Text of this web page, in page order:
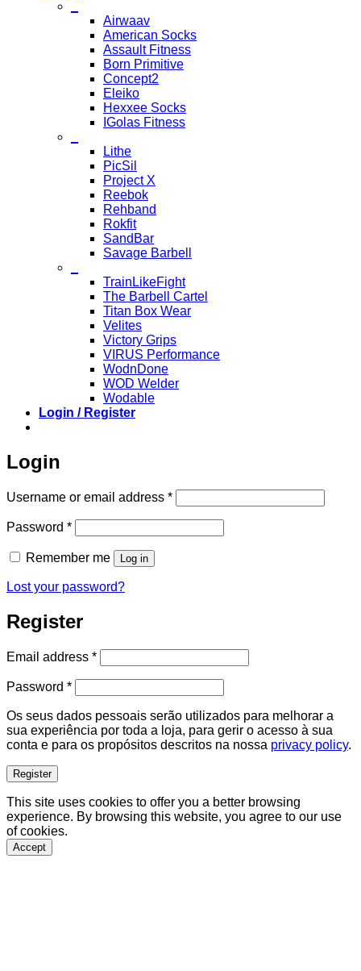
Airwaav
American Socks
Assault Fitness
Born Primitive
Concept2
Eleiko
Hexxee Socks
IGolas Fitness
Lithe
PicSil
Project X
Reebok
Rehband
Rokfit
SandBar
Savage Barbell
TrainLikeFight
The Barbell Cartel
Titan Box Wear
Velites
Victory Grips
VIRUS Performance
WodnDone
WOD Welder
Wodable
Login / Register
Login
Username or email address *Required
Password *Required
Remember me Log in
Lost your password?
Register
Email address *Required
Password *Required
Os seus dados pessoais serão utilizados para melhorar a
sua experiência por toda a loja, para gerir o acesso à sua
conta e para os propósitos descritos na nossa privacy policy.
Register
This site uses cookies to offer you a better browsing
experience. By browsing this website, you agree to our use
of cookies.
Accept